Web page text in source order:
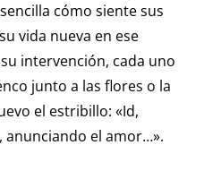
có­mo siente sus
vida nueva en ese
intervención, cada uno
junto a las flores o la
el estribillo: «Id,
el amor…».